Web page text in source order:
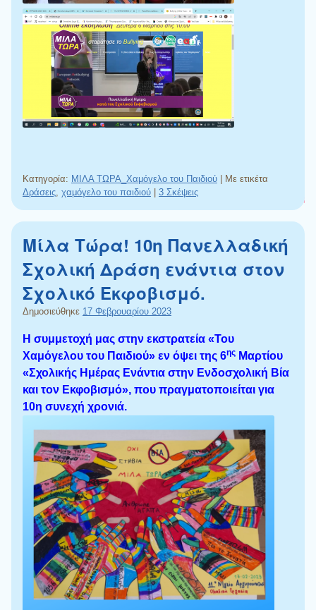
Κατηγορία: ΜΙΛΑ ΤΩΡΑ_Χαμόγελο του Παιδιού
Με ετικέτα
Δράσεις χαμόγελο του παιδιού 3 Σκέψεις
Μίλα Τώρα! 10η Πανελλαδική
Σχολική Δράση ενάντια στον
Σχολικό Εκφοβισμό.
Δημοσιεύθηκε 17 Φεβρουαρίου 2023
Η συμμετοχή μας στην εκστρατεία «Του
Χαμόγελου του Παιδιού» εν όψει της 6ης Μαρτίου
«Σχολικής Ημέρας Ενάντια στην Ενδοσχολική Βία
και τον Εκφοβισμό», που πραγματοποιείται για
10η συνεχή χρονιά.